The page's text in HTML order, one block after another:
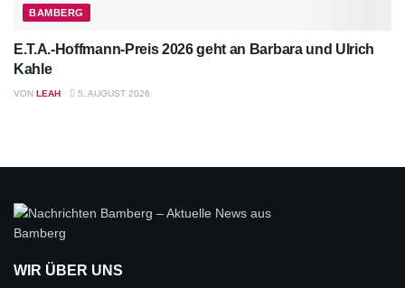
BAMBERG
E.T.A.-Hoffmann-Preis 2026 geht an Barbara und Ulrich
Kahle
VON LEAH 5. AUGUST 2026
WIR ÜBER UNS